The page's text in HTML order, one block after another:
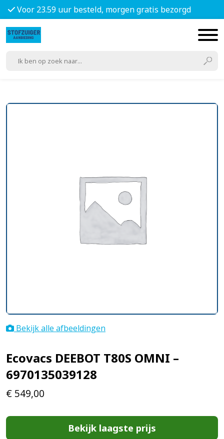
Voor 23.59 uur besteld, morgen gratis bezorgd
Bekijk alle afbeeldingen
Ecovacs DEEBOT T80S OMNI –
6970135039128
€ 549,00
Bekijk laagste prijs